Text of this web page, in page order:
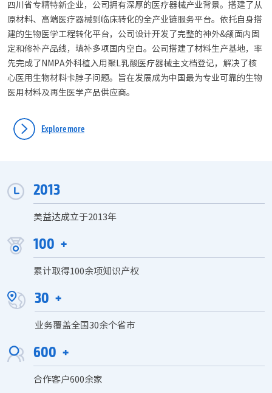
四川省专精特新企业，公司拥有深厚的医疗器械产业背景。搭建了从
原材料、高端医疗器械到临床转化的全产业链服务平台。依托自身搭
建的生物医学工程转化平台，公司设计开发了完整的神外&颌面内固
定和修补产品线，填补多项国内空白。公司搭建了材料生产基地，率
先完成了NMPA外科植入用聚L乳酸医疗器械主文档登记，解决了核
心医用生物材料卡脖子问题。旨在发展成为中国最为专业可靠的生物
医用材料及再生医学产品供应商。
Explore more
2013
美益达成立于2013年
100 +
累计取得100余项知识产权
30 +
业务覆盖全国30余个省市
600 +
合作客户600余家